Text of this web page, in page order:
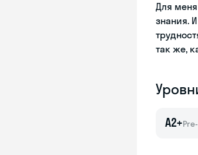
Для
знания.
так же,
A2+